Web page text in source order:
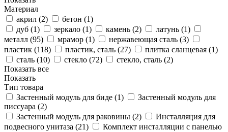
Материал
акрил (2) бетон (1)
дуб (1) зеркало (1) камень (2) латунь (1)
металл (95) мрамор (1) нержавеющая сталь (3)
пластик (118) пластик, сталь (27) плитка сланцевая (1)
сталь (10) стекло (72) стекло, сталь (2)
Показать все
Показать
Тип товара
Застенный модуль для биде (1)
Застенный модуль для
писсуара (2)
Застенный модуль для раковины (2)
Инсталляция для
подвесного унитаза (21)
Комплект инсталляции с панелью